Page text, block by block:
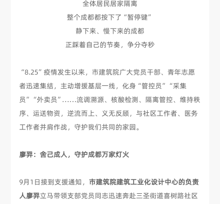
全体居民居家隔离
整个成都都按下了“暂停键”
静下来、慢下来的成都
正踩着自己的节奏，争分夺秒
“8.25”疫情发生以来，市建筑院广大党员干部、青年志愿
者迅速集结，主动增援基层一线，化身“管控员”“采集
员”“外卖员”……流调溯源、核酸检测、隔离管控、维持秩
序、运送物资，逆流而上、义无反顾，与社区工作者、医务
工作者并肩作战，守护我们共同的家园。
廖羿：舍己成人，守护成都万家灯火
9月1日接到支援通知，市建筑院建筑工业化设计中心的负责
人廖羿立马带领支部党员同志迅速奔赴三圣街道喜树路社区